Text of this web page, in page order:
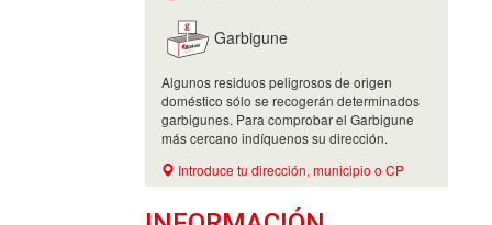
Garbigune
Algunos residuos peligrosos de origen
doméstico sólo se recogerán determinados
garbigunes. Para comprobar el Garbigune
más cercano indíquenos su dirección.
Introduce tu dirección, municipio o CP